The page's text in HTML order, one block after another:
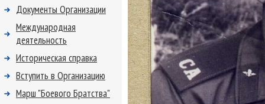
Документы Организации
Международная
деятельность
Историческая справка
Вступить в Организацию
Марш "Боевого Братства"